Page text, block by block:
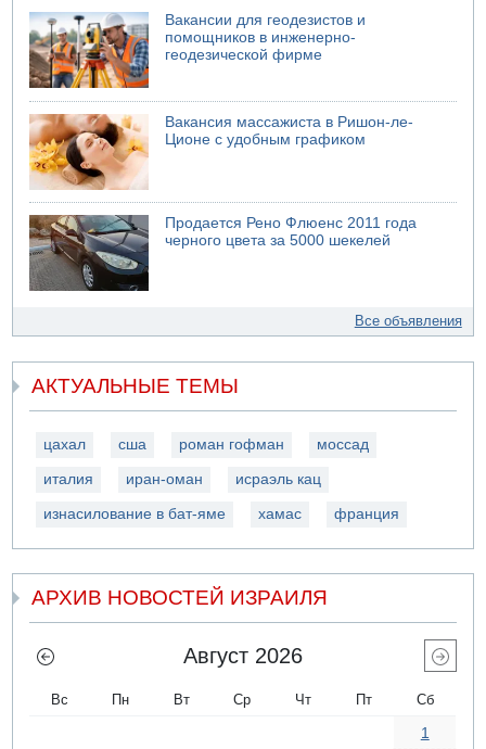
Вакансии для геодезистов и
помощников в инженерно-
геодезической фирме
Вакансия массажиста в Ришон-ле-
Ционе с удобным графиком
Продается Рено Флюенс 2011 года
черного цвета за 5000 шекелей
Все объявления
АКТУАЛЬНЫЕ ТЕМЫ
цахал сша роман гофман моссад
италия иран-оман исраэль кац
изнасилование в бат-яме хамас франция
АРХИВ НОВОСТЕЙ ИЗРАИЛЯ
Август 2026
Вс Пн Вт Ср Чт Пт Сб
1